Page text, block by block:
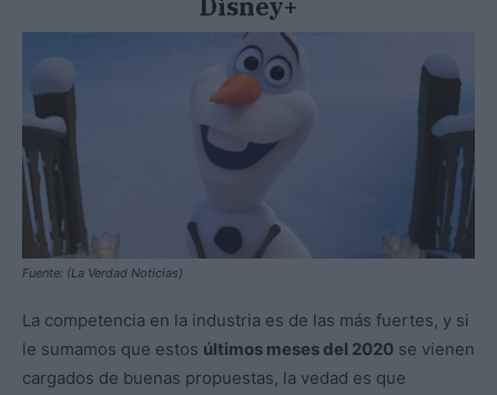
Fuente: (La Verdad Noticias)
La competencia en la industria es de las más fuertes, y si
le sumamos que estos últimos meses del 2020 se vienen
cargados de buenas propuestas, la vedad es que